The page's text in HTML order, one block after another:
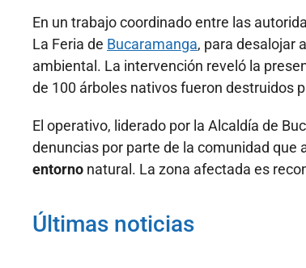
En un trabajo coordinado entre las
La Feria de Bucaramanga, para desalojar
ambiental. La intervención reveló la
de 100 árboles nativos fueron destruidos
El operativo, liderado por la Alcaldía de
denuncias por parte de la comunidad que
entorno natural. La zona afectada es
Últimas noticias